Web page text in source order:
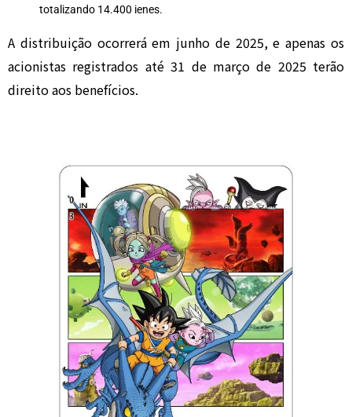
totalizando 14.400 ienes.
A distribuição ocorrerá em junho de 2025, e apenas os
acionistas registrados até 31 de março de 2025 terão
direito aos benefícios.